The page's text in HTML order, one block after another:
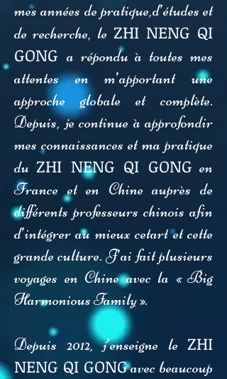
mes années de pratique,d’études et
de recherche, le ZHI NENG QI
GONG a répondu à toutes mes
attentes en m’apportant une
approche globale et complète.
Depuis, je continue à approfondir
mes connaissances et ma pratique
du ZHI NENG QI GONG en
France et en Chine auprès de
différents professeurs chinois afin
d’intégrer au mieux cetart et cette
grande culture. J’ai fait plusieurs
voyages en Chine avec la « Big
Harmonious Family ».
Depuis 2012, j’enseigne le ZHI
NENG QI GONGavec beaucoup